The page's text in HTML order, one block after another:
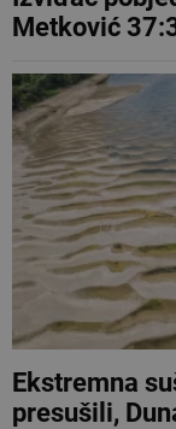
Metković
Ekstremna
presušili,